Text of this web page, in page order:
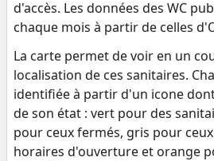
d'accès. Les données des WC
chaque mois à partir de celles
La carte permet de voir en un
localisation de ces sanitaires.
identifiée à partir d'un icone
de son état : vert pour des
pour ceux fermés, gris pour
horaires d'ouverture et orange